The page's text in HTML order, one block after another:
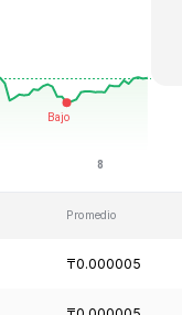
Promedio
₸0.000005